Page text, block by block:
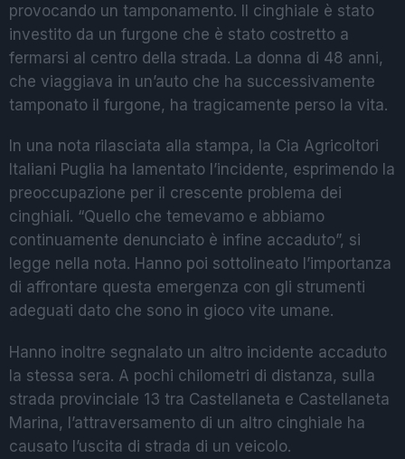
provocando un tamponamento. Il cinghiale è stato
investito da un furgone che è stato costretto a
fermarsi al centro della strada. La donna di 48 anni,
che viaggiava in un’auto che ha successivamente
tamponato il furgone, ha tragicamente perso la vita.
In una nota rilasciata alla stampa, la Cia Agricoltori
Italiani Puglia ha lamentato l’incidente, esprimendo la
preoccupazione per il crescente problema dei
cinghiali. “Quello che temevamo e abbiamo
continuamente denunciato è infine accaduto”, si
legge nella nota. Hanno poi sottolineato l’importanza
di affrontare questa emergenza con gli strumenti
adeguati dato che sono in gioco vite umane.
Hanno inoltre segnalato un altro incidente accaduto
la stessa sera. A pochi chilometri di distanza, sulla
strada provinciale 13 tra Castellaneta e Castellaneta
Marina, l’attraversamento di un altro cinghiale ha
causato l’uscita di strada di un veicolo.